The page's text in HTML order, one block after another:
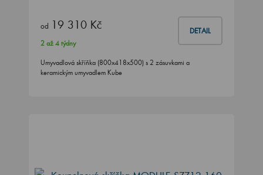
od 19 310 Kč DETAIL
2 až 4 týdny
Umyvadlová skříňka (800x418x500) s 2 zásuvkami a
keramickým umyvadlem Kube